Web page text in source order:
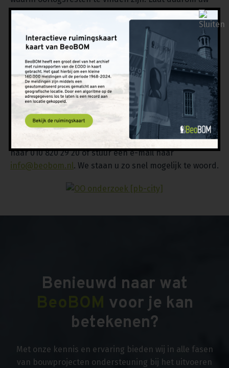
OO onderzoek in Heerlen uitvoeren door BeoBOM.
Onze specialisten beschikken over de meest up-to-
date kennis over explosieve oorlogsresten en zetten
de meest moderne technieken in om deze op te
sporen. We zijn ISO 9001- en CS-VROO-gecertificeerd,
wat betekent dat we alle kennis en ervaring in huis
hebben om een OO onderzoek kundig uit te voeren en
bouwprojecten te ondersteunen bij explosieven-
gerelateerde werkzaamheden. Heeft u vragen of wilt u
ons inschakelen voor uw project? Neem dan contact
contactformulierop onze site, bel
naar 010 820 29 20 of stuur een e-mail naar
info@beobom.nl. We staan u zo snel mogelijk te woord.
Benieuwd naar wat
voor je kan
betekenen?
Met onze kennis en ervaring bieden wij in alle fasen
van bouwprojecten ondersteuning bij het uitvoeren